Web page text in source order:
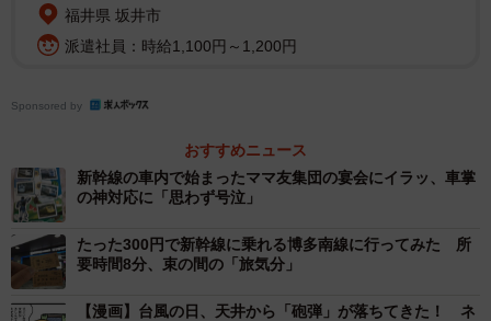
福井県 坂井市
派遣社員：時給1,100円～1,200円
Sponsored by
おすすめニュース
新幹線の車内で始まったママ友集団の宴会にイラッ、車掌
の神対応に「思わず号泣」
たった300円で新幹線に乗れる博多南線に行ってみた 所
要時間8分、束の間の「旅気分」
【漫画】台風の日、天井から「砲弾」が落ちてきた！ ネ